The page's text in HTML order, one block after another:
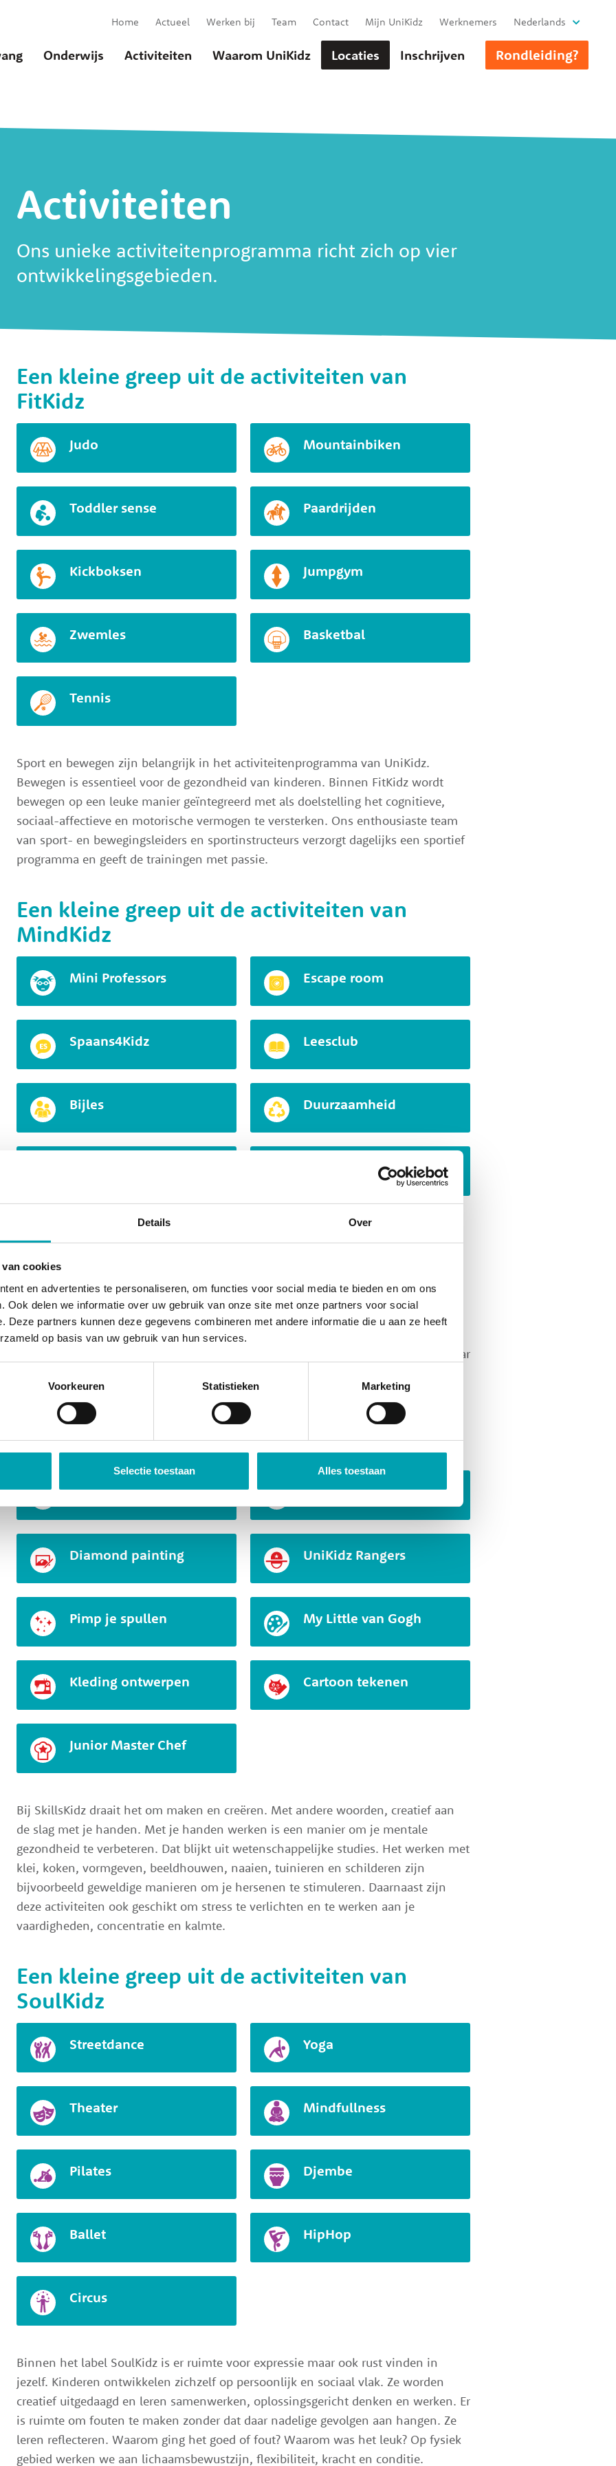
Details Over
cookies
en advertenties te personaliseren, om functies voor social media te bieden en om ons
Ook delen we informatie over uw gebruik van onze site met onze partners voor social
Deze partners kunnen deze gegevens combineren met andere informatie die u aan ze heeft
op basis van uw gebruik van hun services.
Voorkeuren Statistieken Marketing
Selectie toestaan Alles toestaan
Onderwijs Activiteiten Waarom UniKidz Locaties Inschrijven Rondleiding?
Home Actueel Werken bij Team Contact Mijn UniKidz Werknemers Nederlands
Activiteiten
Ons unieke activiteitenprogramma richt zich op vier
ontwikkelingsgebieden.
Een kleine greep uit de activiteiten van
FitKidz
Judo Mountainbiken
Toddler sense Paardrijden
Kickboksen Jumpgym
Zwemles Basketbal
Tennis
Sport en bewegen zijn belangrijk in het activiteitenprogramma van UniKidz.
Bewegen is essentieel voor de gezondheid van kinderen. Binnen FitKidz wordt
bewegen op een leuke manier geïntegreerd met als doelstelling het cognitieve,
sociaal-affectieve en motorische vermogen te versterken. Ons enthousiaste team
van sport- en bewegingsleiders en sportinstructeurs verzorgt dagelijks een sportief
programma en geeft de trainingen met passie.
Een kleine greep uit de activiteiten van
MindKidz
Mini Professors Escape room
Spaans4Kidz Leesclub
Bijles Duurzaamheid
Studievaardigheden
Lego League
Kinderen krijgen inzicht in hoe sommige dingen werken en ontstaan. Allerlei
vaardigheden komen om de hoek kijken, denk aan concentratie, samenwerken,
oplossingsgericht denken, creativiteit, presenteren en je fantasie gebruiken.
Kinderen zijn van nature nieuwsgierig en daar maken we binnen dit label dankbaar
Een kleine greep uit de activiteiten van
SkillsKidz
Fotocursus Dierenverzorging
Diamond painting UniKidz Rangers
Pimp je spullen My Little van Gogh
Kleding ontwerpen Cartoon tekenen
Junior Master Chef
Bij SkillsKidz draait het om maken en creëren. Met andere woorden, creatief aan
de slag met je handen. Met je handen werken is een manier om je mentale
gezondheid te verbeteren. Dat blijkt uit wetenschappelijke studies. Het werken met
klei, koken, vormgeven, beeldhouwen, naaien, tuinieren en schilderen zijn
bijvoorbeeld geweldige manieren om je hersenen te stimuleren. Daarnaast zijn
deze activiteiten ook geschikt om stress te verlichten en te werken aan je
vaardigheden, concentratie en kalmte.
Een kleine greep uit de activiteiten van
SoulKidz
Streetdance Yoga
Theater Mindfullness
Pilates Djembe
Ballet HipHop
Circus
Binnen het label SoulKidz is er ruimte voor expressie maar ook rust vinden in
jezelf. Kinderen ontwikkelen zichzelf op persoonlijk en sociaal vlak. Ze worden
creatief uitgedaagd en leren samenwerken, oplossingsgericht denken en werken. Er
is ruimte om fouten te maken zonder dat daar nadelige gevolgen aan hangen. Ze
leren reflecteren. Waarom ging het goed of fout? Waarom was het leuk? Op fysiek
gebied werken we aan lichaamsbewustzijn, flexibiliteit, kracht en conditie.